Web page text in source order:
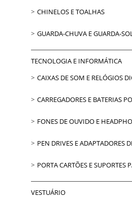
CHINELOS E TOALHAS
GUARDA-CHUVA E GUARDA-SOL
TECNOLOGIA E INFORMÁTICA
CAIXAS DE SOM E RELÓGIOS
CARREGADORES E BATERIAS
FONES DE OUVIDO E
PEN DRIVES E ADAPTADORES
PORTA CARTÕES E SUPORTES
VESTUÁRIO